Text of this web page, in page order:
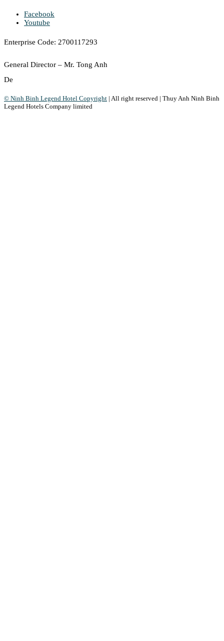
Facebook
Youtube
Enterprise Code: 2700117293
General Director – Mr. Tong Anh
De
© Ninh Binh Legend Hotel Copyright | All right reserved | Thuy Anh Ninh Binh
Legend Hotels Company limited